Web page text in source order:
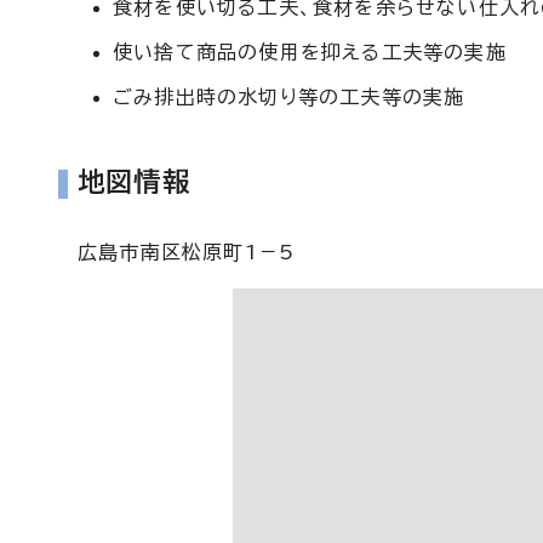
食材を使い切る工夫、食材を余らせない仕入
使い捨て商品の使用を抑える工夫等の実施
ごみ排出時の水切り等の工夫等の実施
地図情報
広島市南区松原町1－5